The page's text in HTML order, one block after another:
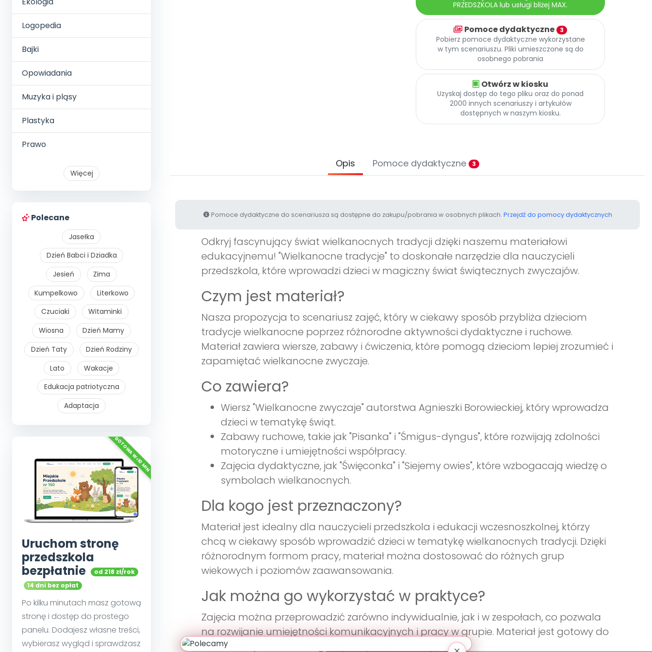
Logopedia
Bajki
Opowiadania
Muzyka i pląsy
Plastyka
Prawo
Więcej
Polecane
Jasełka
Dzień Babci i Dziadka
Jesień
Zima
Kumpelkowo
Literkowo
Czuciaki
Witaminki
Wiosna
Dzień Mamy
Dzień Taty
Dzień Rodziny
Lato
Wakacje
Edukacja patriotyczna
Adaptacja
Uruchom stronę
przedszkola
bezpłatnie
od 218 zł/rok
14 dni bez opłat
Po kilku minutach masz gotową
stronę i dostęp do prostego
panelu. Dodajesz własne treści,
wybierasz wygląd i sprawdzasz
PRZEDSZKOLA lub usługi bliżej MAX.
Pomoce dydaktyczne 3
Pobierz pomoce dydaktyczne wykorzystane
w tym scenariuszu. Pliki umieszczone są do
osobnego pobrania
Otwórz w kiosku
Uzyskaj dostęp do tego pliku oraz do ponad
2000 innych scenariuszy i artykułów
dostępnych w naszym kiosku.
Opis Pomoce dydaktyczne 3
Pomoce dydaktyczne do scenariusza są dostępne do zakupu/pobrania w osobnych plikach. Przejdź do pomocy dydaktycznych
Odkryj fascynujący świat wielkanocnych tradycji dzięki naszemu materiałowi
edukacyjnemu! "Wielkanocne tradycje" to doskonałe narzędzie dla nauczycieli
przedszkola, które wprowadzi dzieci w magiczny świat świątecznych zwyczajów.
Czym jest materiał?
Nasza propozycja to scenariusz zajęć, który w ciekawy sposób przybliża dzieciom
tradycje wielkanocne poprzez różnorodne aktywności dydaktyczne i ruchowe.
Materiał zawiera wiersze, zabawy i ćwiczenia, które pomogą dzieciom lepiej zrozumieć i
zapamiętać wielkanocne zwyczaje.
Co zawiera?
Wiersz "Wielkanocne zwyczaje" autorstwa Agnieszki Borowieckiej, który wprowadza
dzieci w tematykę świąt.
Zabawy ruchowe, takie jak "Pisanka" i "Śmigus-dyngus", które rozwijają zdolności
motoryczne i umiejętności współpracy.
Zajęcia dydaktyczne, jak "Święconka" i "Siejemy owies", które wzbogacają wiedzę o
symbolach wielkanocnych.
Dla kogo jest przeznaczony?
Materiał jest idealny dla nauczycieli przedszkola i edukacji wczesnoszkolnej, którzy
chcą w ciekawy sposób wprowadzić dzieci w tematykę wielkanocnych tradycji. Dzięki
różnorodnym formom pracy, materiał można dostosować do różnych grup
wiekowych i poziomów zaawansowania.
Jak można go wykorzystać w praktyce?
Zajęcia można przeprowadzić zarówno indywidualnie, jak i w zespołach, co pozwala
na rozwijanie umiejętności komunikacyjnych i pracy w grupie. Materiał jest gotowy do
druku i natychmiastowego wykorzystania na zajęciach.